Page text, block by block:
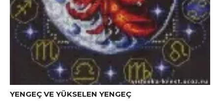
YENGEÇ VE YÜKSELEN YENGEÇ